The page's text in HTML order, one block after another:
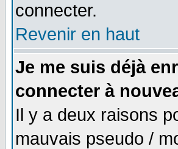
connecter.
Revenir en haut
Je me suis déjà
connecter à
Il y a deux raisons
mauvais pseudo /